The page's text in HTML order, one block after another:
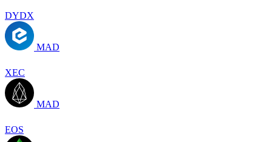
DYDX
MAD
XEC
MAD
EOS